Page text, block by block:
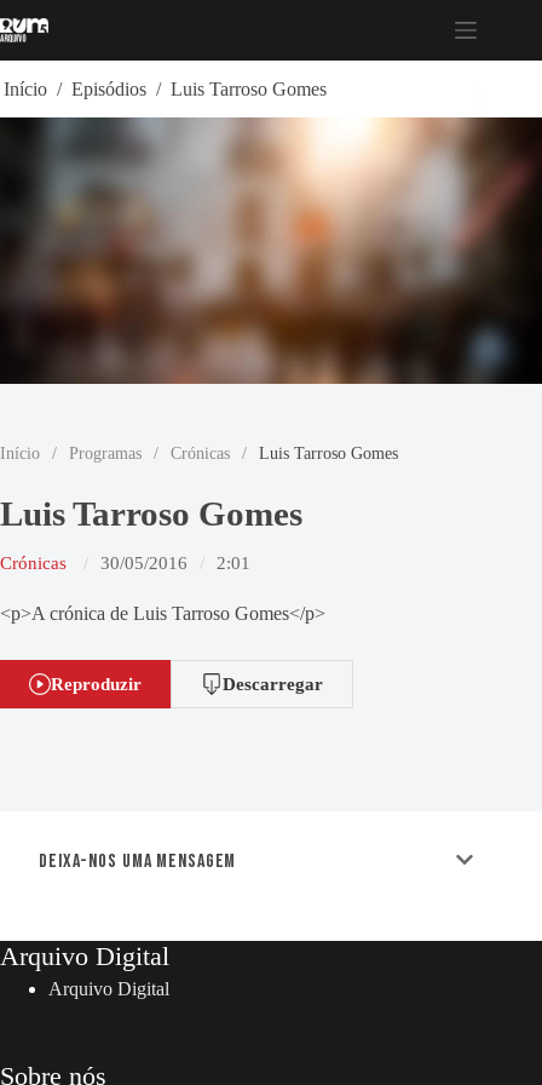
para
Início / Episódios / Luis Tarroso Gomes
Início / Programas / Crónicas / Luis Tarroso Gomes
Luis Tarroso Gomes
Crónicas 30/05/2016 2:01
<p>A crónica de Luis Tarroso Gomes</p>
Reproduzir Descarregar
Deixa-nos uma mensagem
Arquivo Digital
Arquivo Digital
Sobre nós